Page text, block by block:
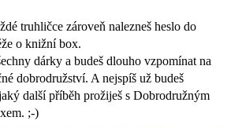
truhličce zároveň nalezneš heslo do
o knižní box.
dárky a budeš dlouho vzpomínat na
dobrodružství. A nejspíš už budeš
další příběh prožiješ s Dobrodružným
;-)